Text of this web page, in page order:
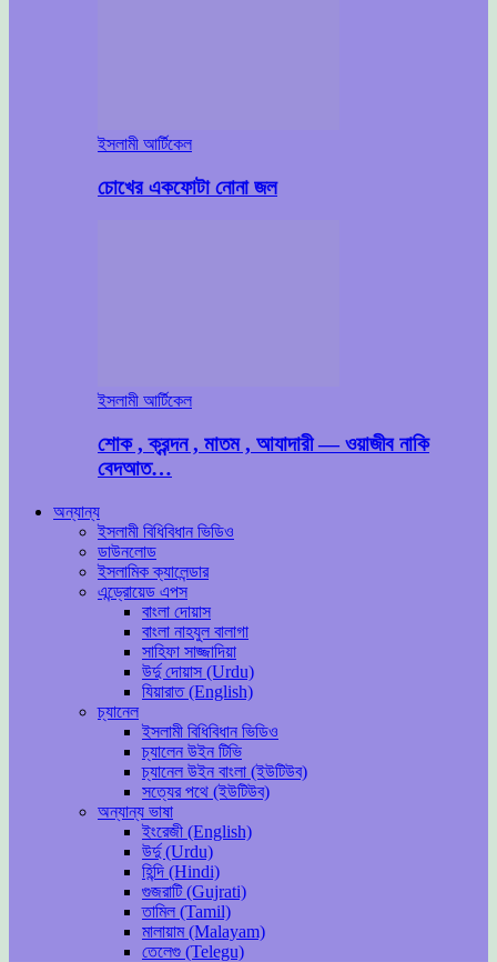
ইসলামী আর্টিকেল
চোখের একফোটা নোনা জল
ইসলামী আর্টিকেল
শোক , ক্রন্দন , মাতম , আযাদারী — ওয়াজীব নাকি
বেদআত…
অন্যান্য
ইসলামী বিধিবিধান ভিডিও
ডাউনলোড
ইসলামিক ক্যালেন্ডার
এন্ড্রোয়েড এপস
বাংলা দোয়াস
বাংলা নাহযুল বালাগা
সাহিফা সাজ্জাদিয়া
উর্দু দোয়াস (Urdu)
যিয়ারাত (English)
চ্যানেল
ইসলামী বিধিবিধান ভিডিও
চ্যালেন উইন টিভি
চ্যানেল উইন বাংলা (ইউটিউব)
সত্যের পথে (ইউটিউব)
অন্যান্য ভাষা
ইংরেজী (English)
উর্দু (Urdu)
হিন্দি (Hindi)
গুজরাটি (Gujrati)
তামিল (Tamil)
মালায়াম (Malayam)
তেলেগু (Telegu)